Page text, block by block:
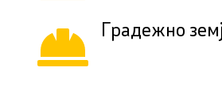
Градежно